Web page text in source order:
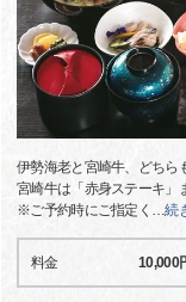
伊勢海老と宮崎牛、どちら
宮崎牛は「赤身ステーキ」
※ご予約時にご指定く …続
料金 10,000